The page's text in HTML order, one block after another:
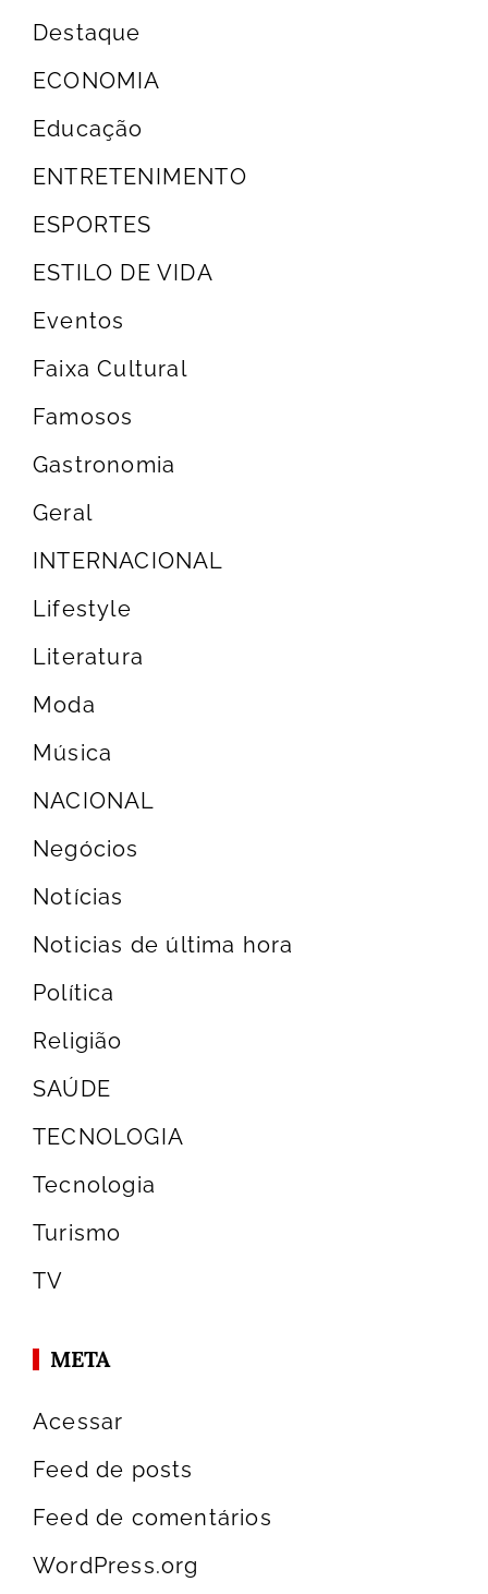
Destaque
ECONOMIA
Educação
ENTRETENIMENTO
ESPORTES
ESTILO DE VIDA
Eventos
Faixa Cultural
Famosos
Gastronomia
Geral
INTERNACIONAL
Lifestyle
Literatura
Moda
Música
NACIONAL
Negócios
Notícias
Noticias de última hora
Política
Religião
SAÚDE
TECNOLOGIA
Tecnologia
Turismo
TV
META
Acessar
Feed de posts
Feed de comentários
WordPress.org